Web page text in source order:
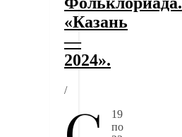
«Казань
—
2024».
/
19
по